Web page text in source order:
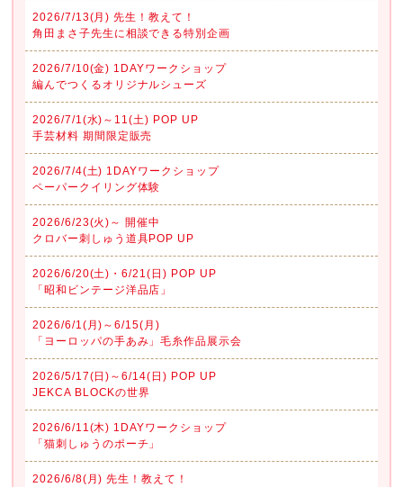
2026/7/13(月) 先生！教えて！
角田まさ子先生に相談できる特別企画
2026/7/10(金) 1DAYワークショップ
編んでつくるオリジナルシューズ
2026/7/1(水)～11(土) POP UP
手芸材料 期間限定販売
2026/7/4(土) 1DAYワークショップ
ペーパークイリング体験
2026/6/23(火)～ 開催中
クロバー刺しゅう道具POP UP
2026/6/20(土)・6/21(日) POP UP
「昭和ビンテージ洋品店」
2026/6/1(月)～6/15(月)
「ヨーロッパの手あみ」毛糸作品展示会
2026/5/17(日)～6/14(日) POP UP
JEKCA BLOCKの世界
2026/6/11(木) 1DAYワークショップ
「猫刺しゅうのポーチ」
2026/6/8(月) 先生！教えて！